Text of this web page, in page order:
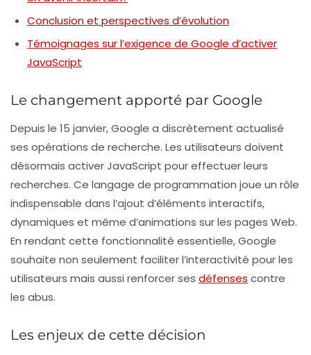
Conclusion et perspectives d’évolution
Témoignages sur l’exigence de Google d’activer
JavaScript
Le changement apporté par Google
Depuis le 15 janvier, Google a discrètement actualisé
ses opérations de recherche. Les utilisateurs doivent
désormais activer JavaScript pour effectuer leurs
recherches. Ce langage de programmation joue un rôle
indispensable dans l’ajout d’éléments interactifs,
dynamiques et même d’animations sur les pages Web.
En rendant cette fonctionnalité essentielle, Google
souhaite non seulement faciliter l’interactivité pour les
utilisateurs mais aussi renforcer ses défenses contre
les abus.
Les enjeux de cette décision